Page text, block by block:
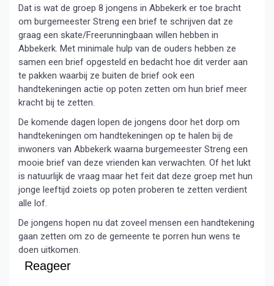
Dat is wat de groep 8 jongens in Abbekerk er toe bracht
om burgemeester Streng een brief te schrijven dat ze
graag een skate/Freerunningbaan willen hebben in
Abbekerk. Met minimale hulp van de ouders hebben ze
samen een brief opgesteld en bedacht hoe dit verder aan
te pakken waarbij ze buiten de brief ook een
handtekeningen actie op poten zetten om hun brief meer
kracht bij te zetten.
De komende dagen lopen de jongens door het dorp om
handtekeningen om handtekeningen op te halen bij de
inwoners van Abbekerk waarna burgemeester Streng een
mooie brief van deze vrienden kan verwachten. Of het lukt
is natuurlijk de vraag maar het feit dat deze groep met hun
jonge leeftijd zoiets op poten proberen te zetten verdient
alle lof.
De jongens hopen nu dat zoveel mensen een handtekening
gaan zetten om zo de gemeente te porren hun wens te
doen uitkomen.
Reageer